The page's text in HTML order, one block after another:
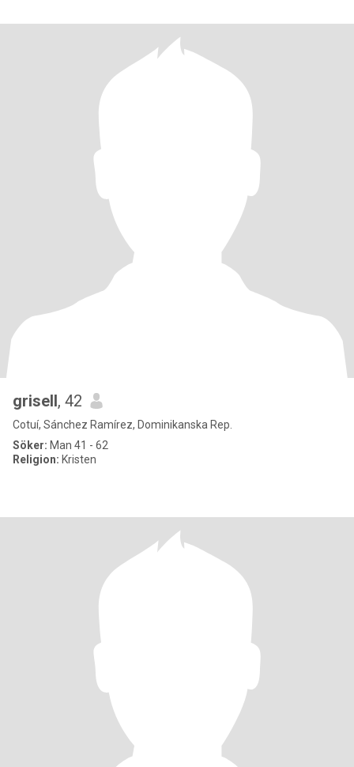
grisell, 42
Cotuí, Sánchez Ramírez, Dominikanska Rep.
Söker: Man 41 - 62
Religion: Kristen